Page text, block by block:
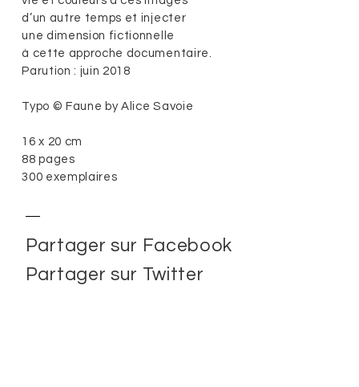
d’un autre temps et injecter
une dimension fictionnelle
à cette approche documentaire.
Parution : juin 2018
Typo © Faune by Alice Savoie
16 x 20 cm
88 pages
300 exemplaires
Partager sur Facebook
Partager sur Twitter